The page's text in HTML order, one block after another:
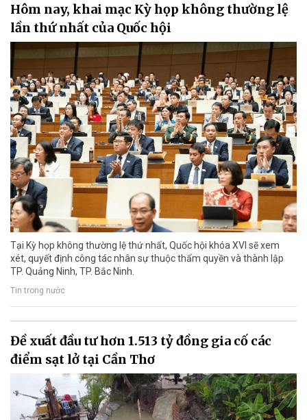
Hôm nay, khai mạc Kỳ họp không thường lệ
lần thứ nhất của Quốc hội
Tại Kỳ họp không thường lệ thứ nhất, Quốc hội khóa XVI sẽ xem
xét, quyết định công tác nhân sự thuộc thẩm quyền và thành lập
TP. Quảng Ninh, TP. Bắc Ninh.
Tin trong nước
Đề xuất đầu tư hơn 1.513 tỷ đồng gia cố các
điểm sạt lở tại Cần Thơ